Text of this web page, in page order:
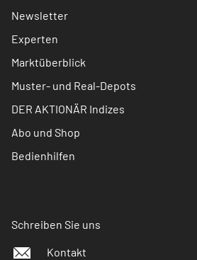
Newsletter
Experten
Marktüberblick
Muster- und Real-Depots
DER AKTIONÄR Indizes
Abo und Shop
Bedienhilfen
Schreiben Sie uns
Kontakt